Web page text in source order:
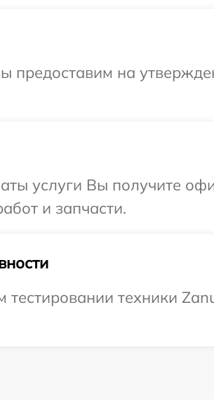
предоставим на
услуги Вы получите
и запчасти.
техники